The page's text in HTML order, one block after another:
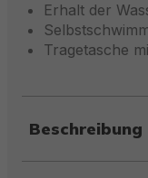
Erhalt der
Tragetasche
Beschreibung